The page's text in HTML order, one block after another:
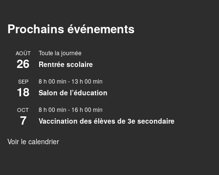
Prochains événements
AOÛT
26
Toute la journée
Rentrée scolaire
SEP
18
8 h 00 min - 13 h 00 min
Salon de l’éducation
OCT
7
8 h 00 min - 16 h 00 min
Vaccination des élèves de 3e secondaire
Voir le calendrier